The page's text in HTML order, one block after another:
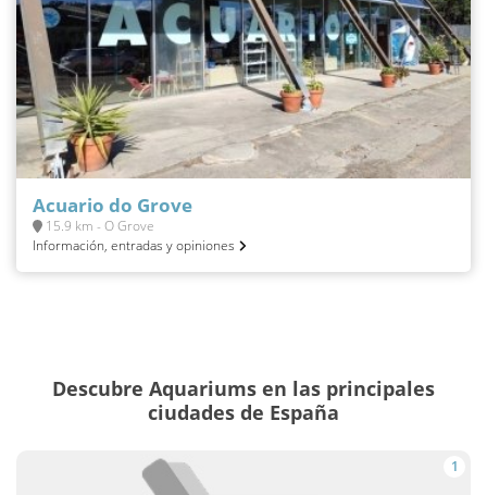
Acuario do Grove
15.9 km - O Grove
Información, entradas y opiniones
Descubre Aquariums en las principales
ciudades de España
1